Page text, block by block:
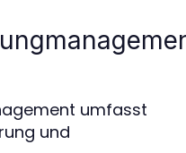
umfasst
und